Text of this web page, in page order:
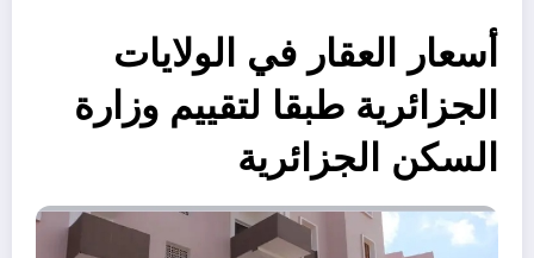
أسعار العقار في الولايات
الجزائرية طبقا لتقييم وزارة
السكن الجزائرية